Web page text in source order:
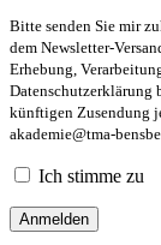
Bitte senden Sie mir
dem Newsletter-
Erhebung,
Datenschutzerklärung
künftigen Zusendung
akademie@tma-
Ich stimme zu